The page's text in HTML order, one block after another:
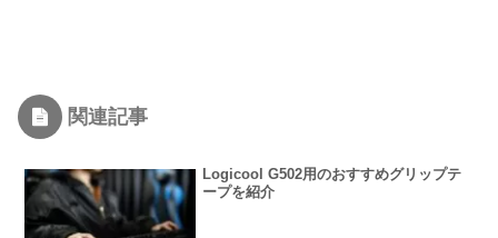
関連記事
Logicool G502用のおすすめグリップテ
ープを紹介